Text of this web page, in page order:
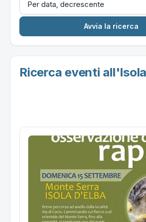
Ricerca eventi